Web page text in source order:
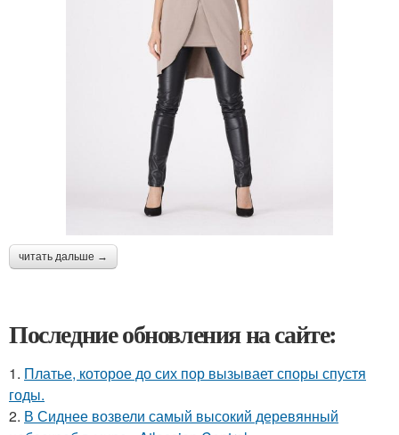
читать дальше →
Последние обновления на сайте:
1. Платье, которое до сих пор вызывает споры спустя
годы.
2. В Сиднее возвели самый высокий деревянный